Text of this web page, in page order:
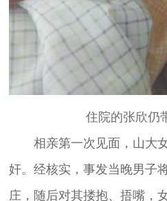
住院的张欣仍
相亲第一次见面，山大女
奸。经核实，事发当晚男子
庄，随后对其搂抱、捂嘴